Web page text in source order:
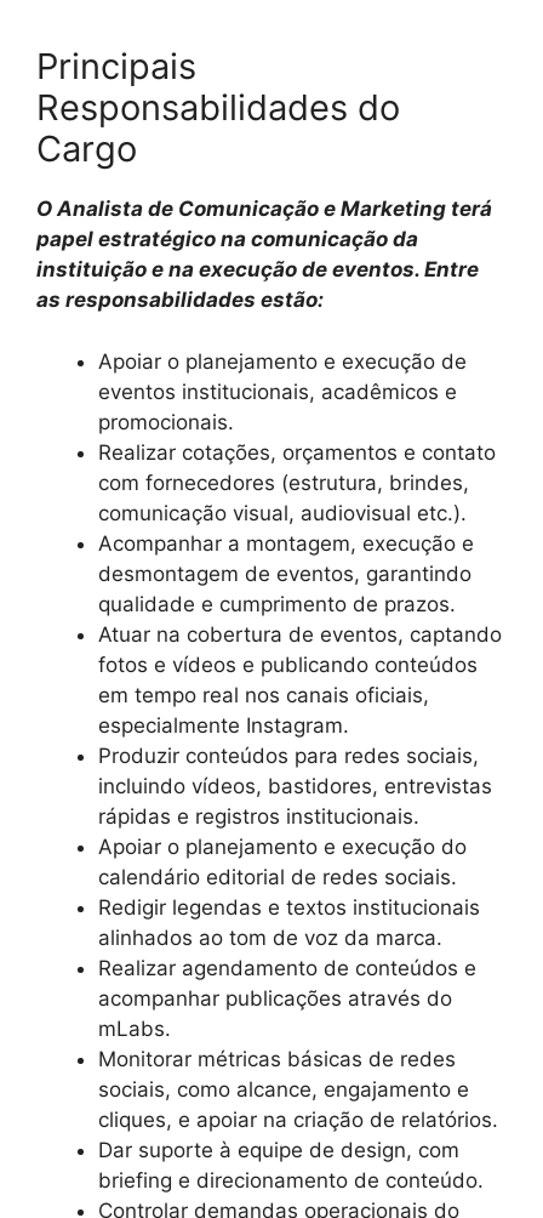
Principais
Responsabilidades do
Cargo
O Analista de Comunicação e Marketing terá
papel estratégico na comunicação da
instituição e na execução de eventos. Entre
as responsabilidades estão:
Apoiar o planejamento e execução de
eventos institucionais, acadêmicos e
promocionais.
Realizar cotações, orçamentos e contato
com fornecedores (estrutura, brindes,
comunicação visual, audiovisual etc.).
Acompanhar a montagem, execução e
desmontagem de eventos, garantindo
qualidade e cumprimento de prazos.
Atuar na cobertura de eventos, captando
fotos e vídeos e publicando conteúdos
em tempo real nos canais oficiais,
especialmente Instagram.
Produzir conteúdos para redes sociais,
incluindo vídeos, bastidores, entrevistas
rápidas e registros institucionais.
Apoiar o planejamento e execução do
calendário editorial de redes sociais.
Redigir legendas e textos institucionais
alinhados ao tom de voz da marca.
Realizar agendamento de conteúdos e
acompanhar publicações através do
mLabs.
Monitorar métricas básicas de redes
sociais, como alcance, engajamento e
cliques, e apoiar na criação de relatórios.
Dar suporte à equipe de design, com
briefing e direcionamento de conteúdo.
Controlar demandas operacionais do